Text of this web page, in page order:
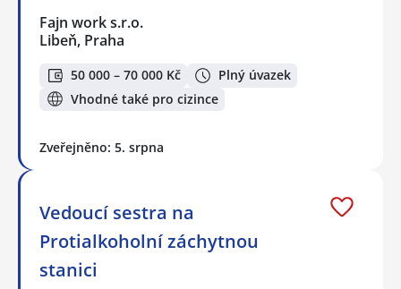
Fajn work s.r.o.
Libeň, Praha
50 000 – 70 000 Kč
Plný úvazek
Vhodné také pro cizince
Zveřejněno: 5. srpna
Vedoucí sestra na
Protialkoholní záchytnou
stanici